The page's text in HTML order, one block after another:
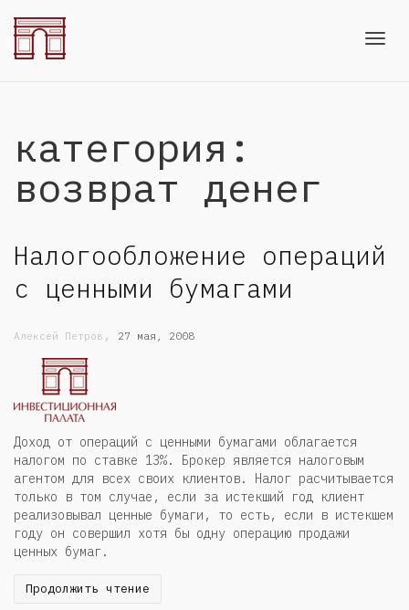
категория:
возврат денег
Налогообложение операций
с ценными бумагами
Алексей Петров , 27 мая, 2008
Доход от операций с ценными бумагами облагается
налогом по ставке 13%. Брокер является налоговым
агентом для всех своих клиентов. Налог расчитывается
только в том случае, если за истекший год клиент
реализовывал ценные бумаги, то есть, если в истекшем
году он совершил хотя бы одну операцию продажи
ценных бумаг.
Продолжить чтение